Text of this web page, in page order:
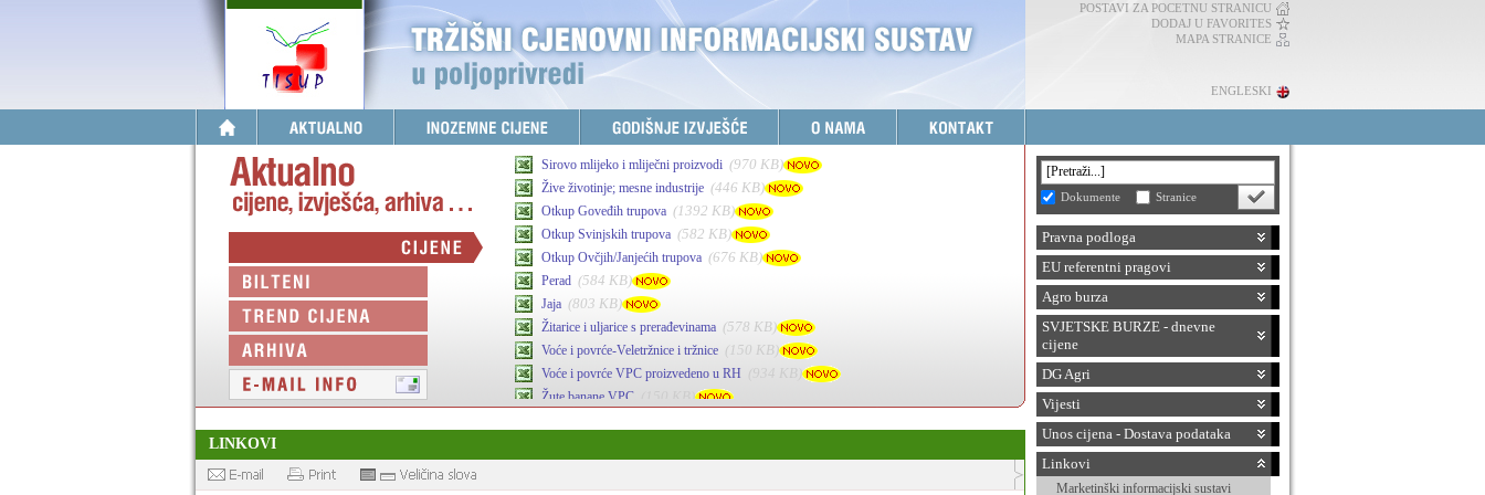
POSTAVI ZA POCETNU STRANICU
DODAJ U FAVORITES
MAPA STRANICE
ENGLESKI
Sirovo mlijeko i mliječni proizvodi (970 KB)
Žive životinje; mesne industrije (446 KB)
Otkup Goveđih trupova (1392 KB)
Otkup Svinjskih trupova (582 KB)
Otkup Ovčjih/Janjećih trupova (676 KB)
Perad (584 KB)
Jaja (803 KB)
Žitarice i uljarice s prerađevinama (578 KB)
Voće i povrće-Veletržnice i tržnice (150 KB)
Voće i povrće VPC proizvedeno u RH (934 KB)
Žute banane VPC
LINKOVI
Dokumente Stranice
Pravna podloga
EU referentni pragovi
Agro burza
SVJETSKE BURZE - dnevne
cijene
DG Agri
Vijesti
Unos cijena - Dostava podataka
Linkovi
Marketinški informacijski sustavi